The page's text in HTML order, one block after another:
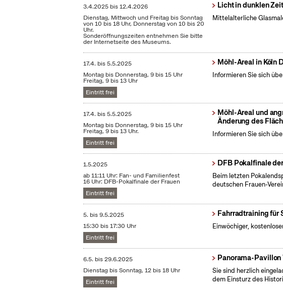
3.4.2025 bis12.4.2026
Dienstag, Mittwoch und Freitag bis Sonntag
von 10 bis 18 Uhr, Donnerstag von 10 bis 20
Uhr.
Sonderöffnungszeiten entnehmen Sie bitte
der Internetseite des Museums.
Licht in dunklen
Mittelalterliche
17.4. bis5.5.2025
Montag bis Donnerstag, 9 bis 15 Uhr
Freitag, 9 bis 13 Uhr
Eintritt frei
Möhl-Areal in Köln
Informieren Sie sich
17.4. bis5.5.2025
Montag bis Donnerstag, 9 bis 15 Uhr
Freitag, 9 bis 13 Uhr.
Eintritt frei
Möhl-Areal und
Änderung des
Informieren Sie sich
1.5.2025
ab 11:11 Uhr: Fan- und Familienfest
16 Uhr: DFB-Pokalfinale der Frauen
Eintritt frei
DFB Pokalfinale
Beim letzten
deutschen Frauen-
5. bis9.5.2025
15:30 bis 17:30 Uhr
Eintritt frei
Fahrradtraining für
Einwöchiger,
6.5. bis29.6.2025
Dienstag bis Sonntag, 12 bis 18 Uhr
Eintritt frei
Panorama-
Sie sind herzlich
dem Einsturz des